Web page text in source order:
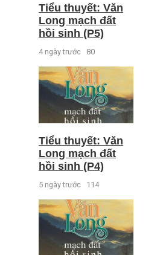
Tiểu thuyết: Văn
Long mạch đất
hồi sinh (P5)
4 ngày trước 80
Tiểu thuyết: Văn
Long mạch đất
hồi sinh (P4)
5 ngày trước 114